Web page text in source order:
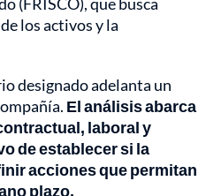
los activos y la
designado adelanta un
El análisis abarca
laboral y
de establecer si la
acciones que permitan
plazo.